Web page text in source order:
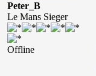
Peter_B
Le Mans Sieger
Offline